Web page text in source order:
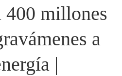
millones
a
|